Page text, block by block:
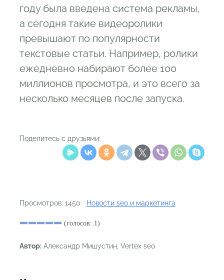
году была введена система рекламы,
а сегодня такие видеоролики
превышают по популярности
текстовые статьи. Например, ролики
ежедневно набирают более 100
миллионов просмотра, и это всего за
несколько месяцев после запуска.
Поделитесь с друзьями:
Просмотров: 1450 Новости seo и маркетинга
(голосов: 1)
Автор: Александр Мишустин, Vertex seo